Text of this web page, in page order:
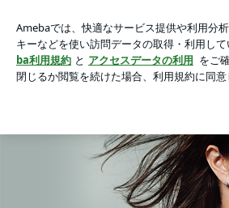
アプリをダウンロードして ブログの更新通知
ょう。